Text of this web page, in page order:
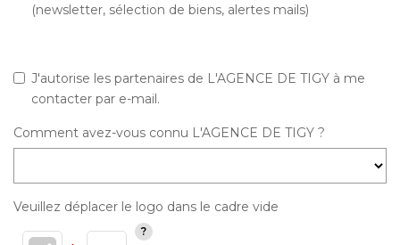
(newsletter, sélection de biens, alertes mails)
J'autorise les partenaires de L'AGENCE DE TIGY à me
contacter par e-mail.
Comment avez-vous connu L'AGENCE DE TIGY ?
Veuillez déplacer le logo dans le cadre vide